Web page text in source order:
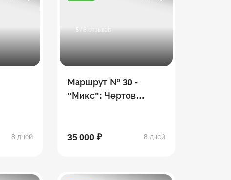
Наки
8 дней
5 / 8 отзывов
Маршрут № 30 -
"Микс": Чертов
перевал, водопады
35 000 ₽ 8 дней